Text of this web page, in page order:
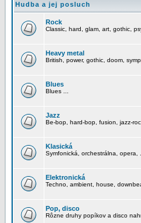
Hudba a jej posluch
Rock
Classic, hard, glam, art, gothic,
Heavy metal
British, power, gothic, doom,
Blues
Blues ...
Jazz
Be-bop, hard-bop, fusion, jazz-
Klasická
Symfonická, orchestrálna, opera,
Elektronická
Techno, ambient, house,
Pop, disco
Rôzne druhy popíkov a disco